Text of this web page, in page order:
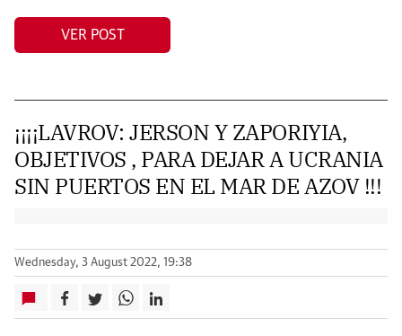
VER POST
¡¡¡¡LAVROV: JERSON Y ZAPORIYIA,
OBJETIVOS , PARA DEJAR A UCRANIA
SIN PUERTOS EN EL MAR DE AZOV !!!
Wednesday, 3 August 2022, 19:38